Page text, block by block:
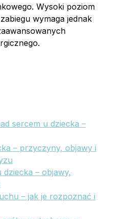
Wysoki poziom
wymaga jednak
sercem u dziecka –
– przyczyny, objawy i
– objawy,
– jak je rozpoznać i